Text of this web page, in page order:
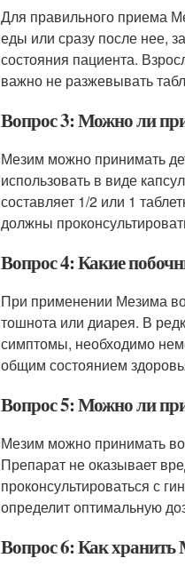
Для правильного приема
еды или сразу после нее,
состояния пациента.
важно не разжевывать
Вопрос 3: Можно ли
Мезим можно принимать
использовать в виде
составляет 1/2 или 1
должны
Вопрос 4: Какие
При применении Мезима
тошнота или диарея. В
симптомы, необходимо
общим состоянием
Вопрос 5: Можно ли
Мезим можно принимать
Препарат не оказывает
проконсультироваться с
определит оптимальную
Вопрос 6: Как хранить